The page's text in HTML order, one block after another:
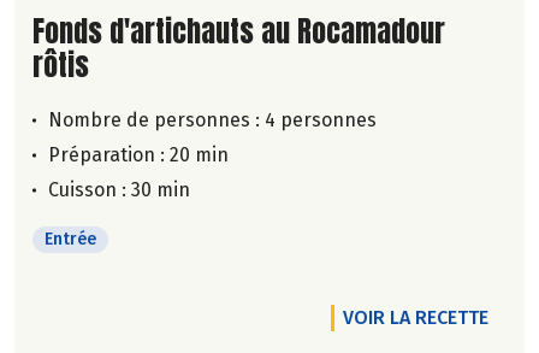
Lire la suite de la recette
Fonds d'artichauts au Rocamadour
rôtis
Nombre de personnes : 4 personnes
Préparation : 20 min
Cuisson : 30 min
Entrée
VOIR LA RECETTE